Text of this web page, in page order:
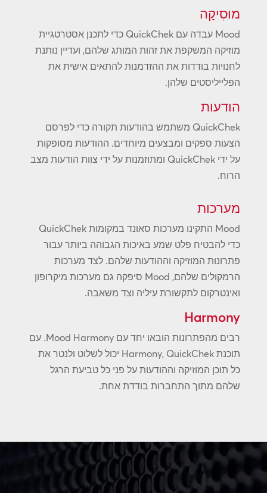
מוּסִיקָה
Mood עבדה עם QuickChek כדי לתכנן אסטרטגיית
מוזיקה המשקפת את זהות המותג שלהם, ועדיין נותנת
לחנויות בודדות את ההזדמנות להתאים אישית את
הפלייליסטים שלהן.
הודעות
QuickChek משתמש בהודעות תקורה כדי לפרסם
הצעות ספקים ומבצעים מיוחדים. ההודעות מסופקות
על ידי QuickChek ומתוזמנות על ידי צוות הודעות מצב
הרוח.
מערכות
Mood התקינו מערכות סאונד במקומות QuickChek
כדי להבטיח פלט שמע באיכות הגבוהה ביותר עבור
פתרונות המוזיקה וההודעות שלהם. לצד מערכות
הרמקולים שלהם, Mood סיפקה גם מערכות מיקרופון
ואינטרקום לתקשורת עיליה וצד משאבה.
Harmony
רבים מהפתרונות הובאו יחד עם Mood Harmony. עם
תוכנת Harmony, QuickChek יכול לשלוט ולנטר את
כל תוכן המוזיקה וההודעות על פני כל טביעת הרגל
שלהם מתוך התחברות בודדת אחת.